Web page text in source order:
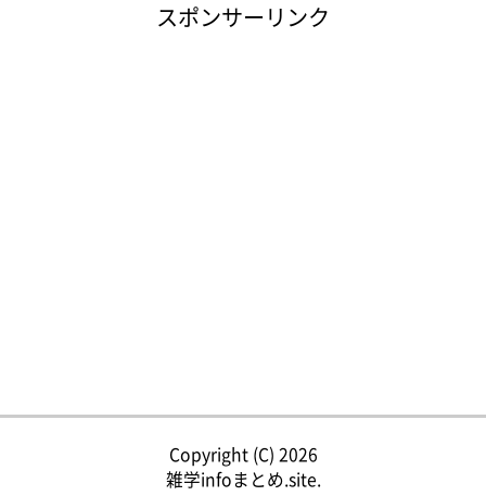
スポンサーリンク
Copyright (C) 2026
雑学infoまとめ.site.